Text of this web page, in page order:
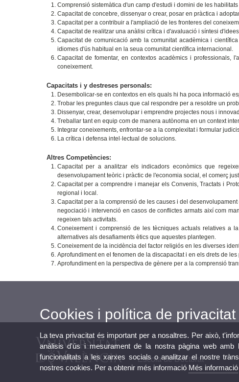
Comprensió sistemàtica d'un camp d'estudi i domini de les
Capacitat de concebre, dissenyar o crear, posar en pràctica i
Capacitat per a contribuir a l'ampliació de les fronteres del
Capacitat de realitzar una anàlisi crítica i d'avaluació i síntesi
Capacitat de comunicació amb la comunitat acadèmica i
idiomes d'ús habitual en la seua comunitat científica internacional.
Capacitat de fomentar, en contextos acadèmics i professionals,
coneixement.
Capacitats i y destreses personals:
Desembolicar-se en contextos en els quals hi ha poca informació
Trobar les preguntes claus que cal respondre per a resoldre un
Dissenyar, crear, desenvolupar i emprendre projectes nous i
Treballar tant en equip com de manera autònoma en un context
Integrar coneixements, enfrontar-se a la complexitat i formular
La crítica i defensa intel·lectual de solucions.
Altres Competències:
Capacitat per a analitzar els indicadors econòmics que
desenvolupament teòric i pràctic de l'economia social, el comerç
Capacitat per a comprendre i manejar els Convenis, Tractats i
regional i local.
Capacitat per a la comprensió de les causes i del
negociació i intervenció en casos de conflictes armats així com
regeixen tals activitats.
Coneixement i comprensió de les tècniques actuals relatives a
alternatives als desafiaments ètics que aquestes plantegen.
Coneixement de la incidència del factor religiós en les diverses
Aprofundiment en el fenomen de la discapacitat i en els drets de
Aprofundiment en la perspectiva de gènere per a la comprensió
Escola de Doctorat
Cookies i política de privacitat
La teva privacitat és important per a nosaltres. Per això,
anàlisis d'ús i mesurament de la nostra pàgina web amb
funcionalitats a les xarxes socials o analitzar el nostre
nostres cookies. Per a obtenir més informació Més informació